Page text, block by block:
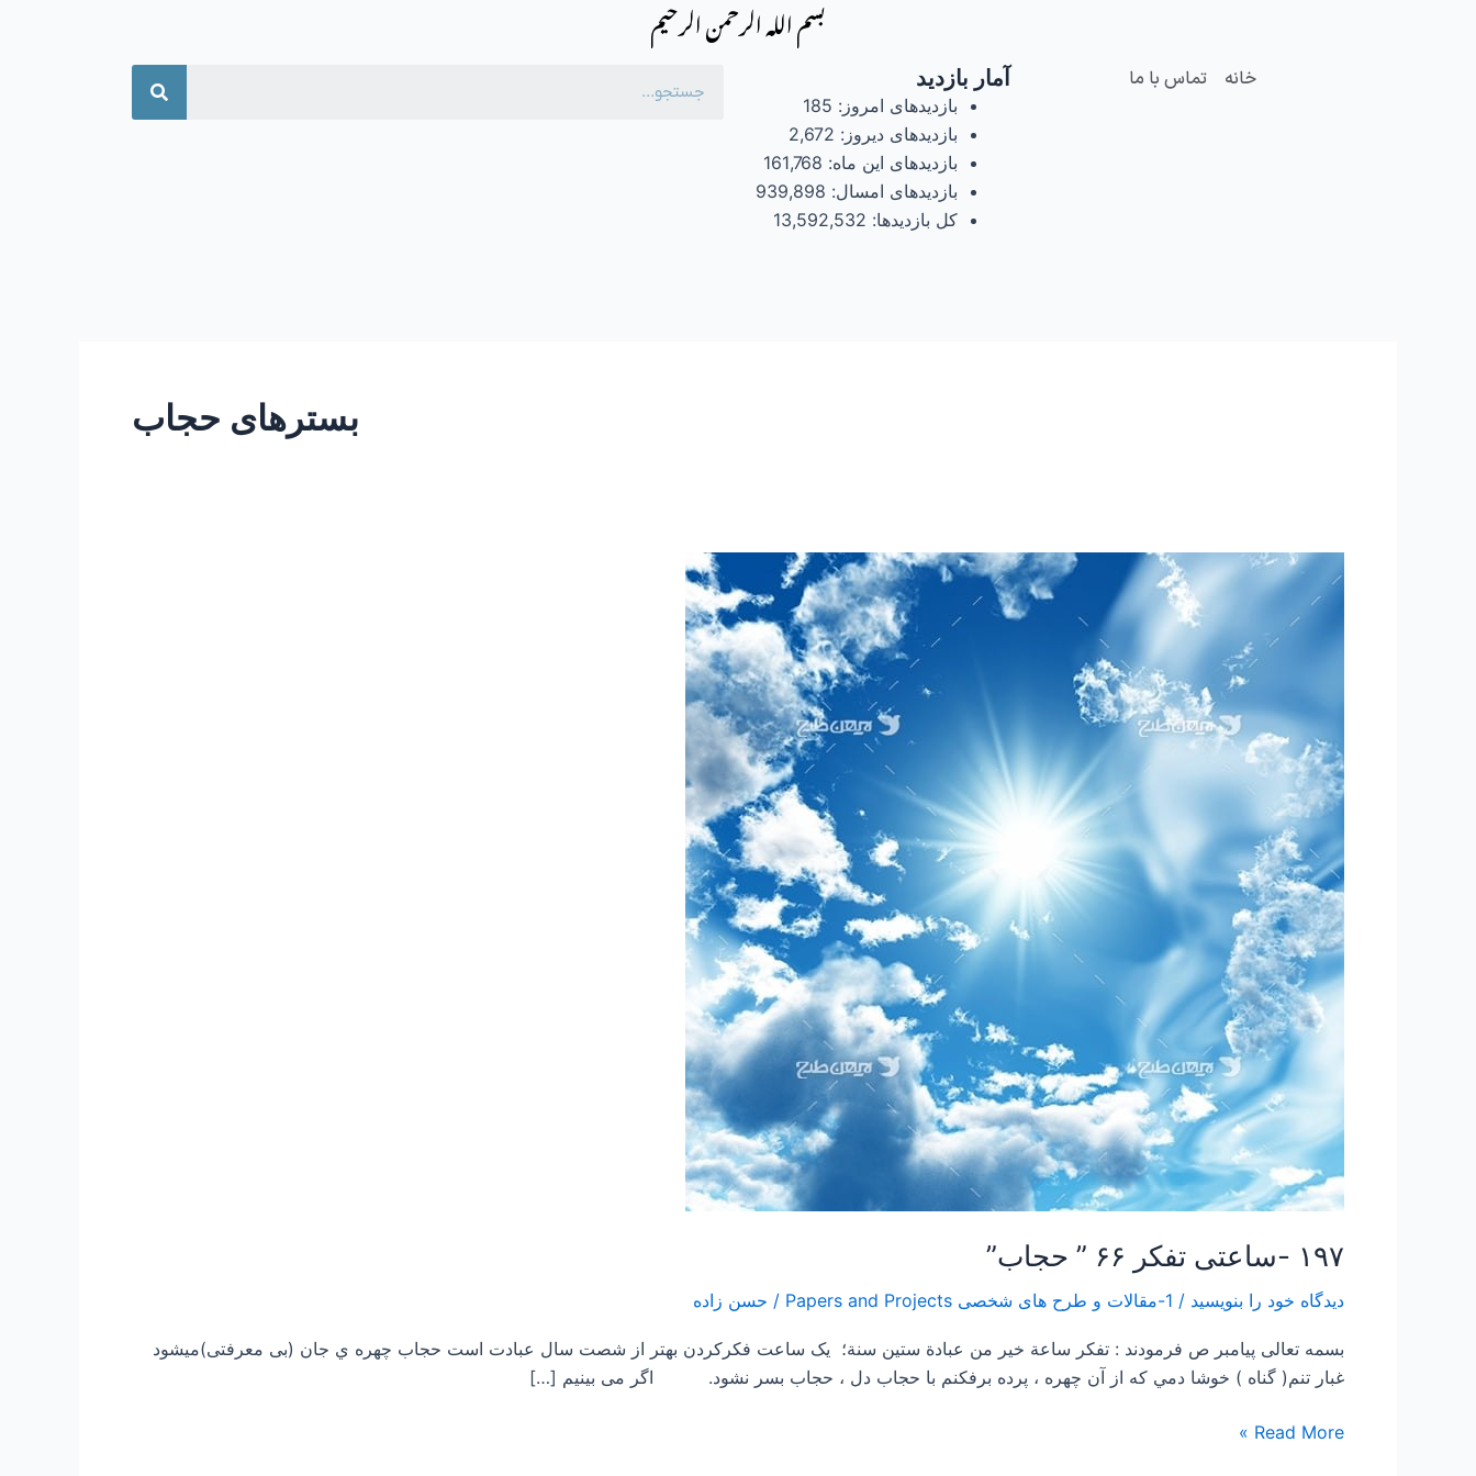
بسم الله الرحمن الرحیم
خانه تماس با ما آمار بازدید
بازدیدهای امروز: 185
بازدیدهای دیروز: 2,672
بازدیدهای این ماه: 161,768
بازدیدهای امسال: 939,898
کل بازدیدها: 13,592,532
جستجو
بسترهای حجاب
۱۹۷ -ساعتی تفکر ۶۶ ” حجاب”
دیدگاه‌ خود را بنویسید / 1-مقالات و طرح های شخصی Papers and Projects / حسن زاده
بسمه تعالی پیامبر ص فرمودند : تفكر ساعة خير من عبادة ستين سنة؛ یک ساعت فکرکردن بهتر از شصت سال عبادت است حجاب چهره ي جان (بی معرفتی)ميشود
غبار تنم( گناه ) خوشا دمي كه از آن چهره ، پرده برفكنم با حجاب دل ، حجاب بسر نشود. اگر می بینیم […]
۱۹۷
-ساعتی
Read More »